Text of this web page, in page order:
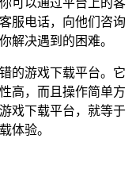
可以通过平台上的客
服电话，向他们咨询
解决遇到的困难。
的游戏下载平台。它
高，而且操作简单方
戏下载平台，就等于
体验。